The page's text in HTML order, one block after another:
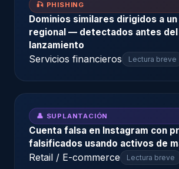
🎣 PHISHING
Dominios similares dirigidos a un
regional — detectados antes del
lanzamiento
Servicios financieros Lectura breve
👤 SUPLANTACIÓN
Cuenta falsa en Instagram con
falsificados usando activos de
Retail / E-commerce Lectura breve